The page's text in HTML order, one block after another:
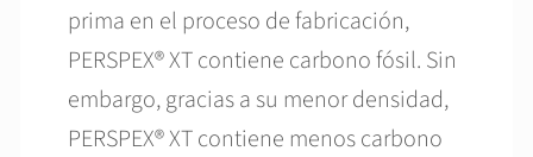
prima en el proceso de fabricación,
PERSPEX® XT contiene carbono fósil. Sin
embargo, gracias a su menor densidad,
PERSPEX® XT contiene menos carbono